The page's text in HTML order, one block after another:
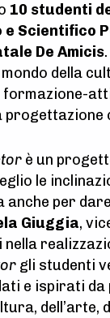
10 studenti
e Scientifico
De Amicis
della
formazione-
progettazione
è un
le
anche per
Giuggia,
nella
gli studenti
e ispirati
dell’arte,